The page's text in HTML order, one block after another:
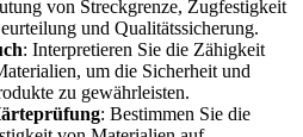
von Streckgrenze, Zugfestigkeit
und Qualitätssicherung.
: Interpretieren Sie die Zähigkeit
um die Sicherheit und
zu gewährleisten.
: Bestimmen Sie die